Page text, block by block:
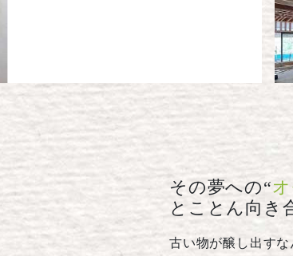
その夢への“
とことん向き
古い物が醸し出すな